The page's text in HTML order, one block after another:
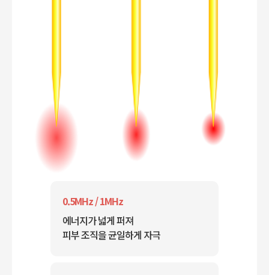
0.5MHz / 1MHz
에너지가 넓게 퍼져
피부 조직을 균일하게 자극